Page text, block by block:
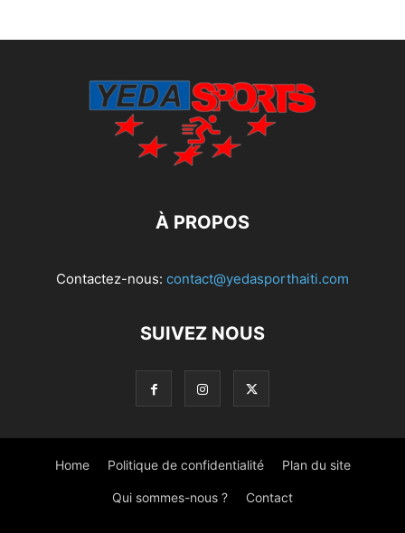
À PROPOS
Contactez-nous: contact@yedasporthaiti.com
SUIVEZ NOUS
Home Politique de confidentialité Plan du site
Qui sommes-nous ? Contact